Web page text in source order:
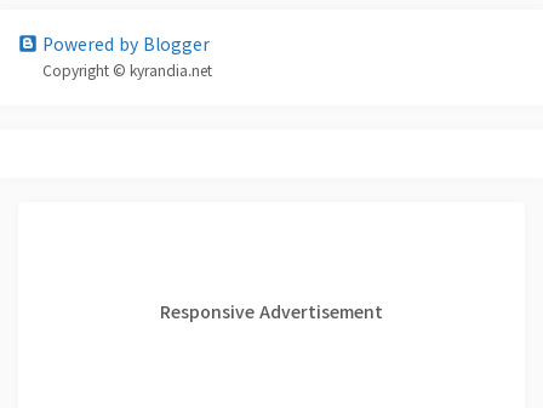
Powered by Blogger
Copyright © kyrandia.net
Responsive Advertisement